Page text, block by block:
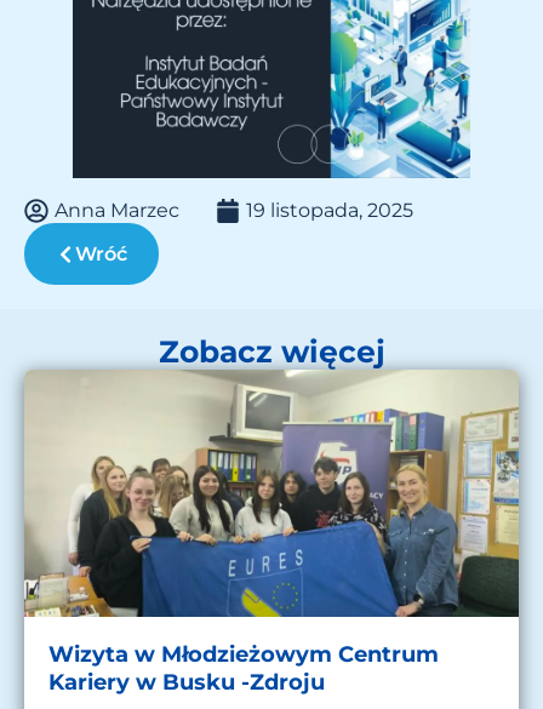
Anna Marzec
19 listopada, 2025
Wróć
Zobacz więcej
Wizyta w Młodzieżowym Centrum
Kariery w Busku -Zdroju